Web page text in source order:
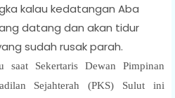
kalau kedatangan Aba
datang dan akan tidur
sudah rusak parah.
saat Sekertaris Dewan Pimpinan
Sejahterah (PKS) Sulut ini